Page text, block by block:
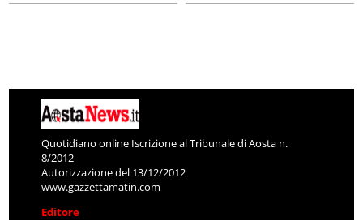
Quotidiano online Iscrizione al Tribunale di Aosta n.
8/2012
Autorizzazione del 13/12/2012
www.gazzettamatin.com
Editore